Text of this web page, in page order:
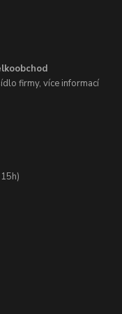
firmy, více informací